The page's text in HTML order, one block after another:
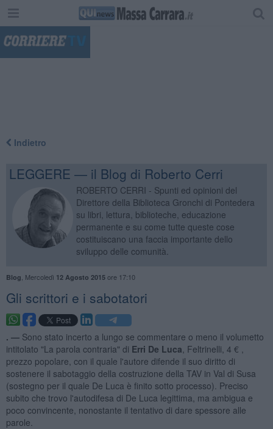
Indietro
LEGGERE — il Blog di Roberto Cerri
ROBERTO CERRI - Spunti ed opinioni del
Direttore della Biblioteca Gronchi di Pontedera
su libri, lettura, biblioteche, educazione
permanente e su come tutte queste cose
costituiscano una faccia importante dello
sviluppo delle comunità.
Blog Mercoledì 12 Agosto 2015ore 17:10
Gli scrittori e i sabotatori
. — Sono stato incerto a lungo se commentare o meno il volumetto
intitolato "La parola contraria" di Erri De Luca , Feltrinelli, 4 € ,
prezzo popolare, con il quale l'autore difende il suo diritto di
sostenere il sabotaggio della costruzione della TAV in Val di Susa
(sostegno per il quale De Luca è finito sotto processo). Preciso
subito che trovo l'autodifesa di De Luca legittima, ma ambigua e
poco convincente, nonostante il tentativo di dare spessore alle
parole.